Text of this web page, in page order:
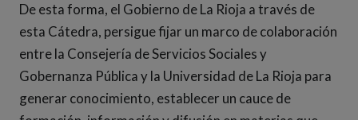
De esta forma, el Gobierno de La Rioja a través de
esta Cátedra, persigue fijar un marco de colaboración
entre la Consejería de Servicios Sociales y
Gobernanza Pública y la Universidad de La Rioja para
generar conocimiento, establecer un cauce de